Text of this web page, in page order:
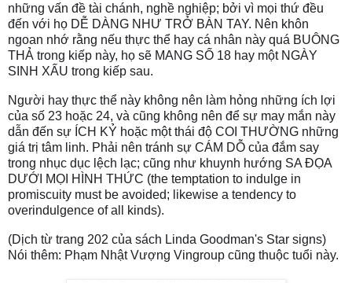
những vấn đề tài chánh, nghề nghiệp; bởi vì mọi thứ đều
đến với họ DỄ DÀNG NHƯ TRỞ BÀN TAY. Nên khôn
ngoan nhớ rằng nếu thực thể hay cá nhân này quá BUÔNG
THẢ trong kiếp này, họ sẽ MANG SỐ 18 hay một NGÀY
SINH XẤU trong kiếp sau.
Người hay thực thể này không nên làm hỏng những ích lợi
của số 23 hoặc 24, và cũng không nên để sự may mắn này
dẫn đến sự ÍCH KỶ hoặc một thái độ COI THƯỜNG những
giá trị tâm linh. Phải nên tránh sự CÁM DỖ của đắm say
trong nhục dục lệch lạc; cũng như khuynh hướng SA ĐỌA
DƯỚI MỌI HÌNH THỨC (the temptation to indulge in
promiscuity must be avoided; likewise a tendency to
overindulgence of all kinds).
(Dịch từ trang 202 của sách Linda Goodman's Star signs)
Nói thêm: Phạm Nhật Vượng Vingroup cũng thuộc tuổi này.